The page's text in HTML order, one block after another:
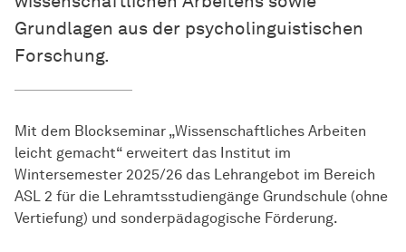
Grundlagen aus der psycholinguistischen
Forschung.
Mit dem Blockseminar „Wissenschaftliches Arbeiten
leicht gemacht“ erweitert das Institut im
Wintersemester 2025/26 das Lehrangebot im Bereich
ASL 2 für die Lehramtsstudiengänge Grundschule (ohne
Vertiefung) und sonderpädagogische Förderung.